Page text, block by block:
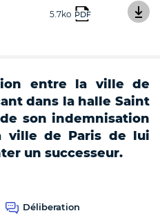
5.7ko PDF
entre la ville de
dans la halle Saint
son indemnisation
ville de Paris de lui
un successeur.
Déliberation